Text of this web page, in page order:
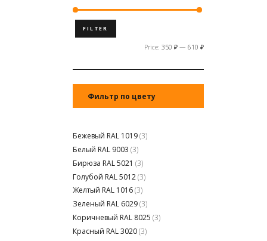
FILTER
Price: 350 ₽— 610 ₽
Фильтр по цвету
Бежевый RAL 1019 (3)
Белый RAL 9003 (3)
Бирюза RAL 5021 (3)
Голубой RAL 5012 (3)
Желтый RAL 1016 (3)
Зеленый RAL 6029 (3)
Коричневый RAL 8025 (3)
Красный RAL 3020 (3)